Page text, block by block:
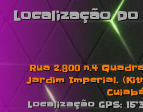
Localização
Rua 2.800 n.4
Jardim Imperial.
Localização GPS: